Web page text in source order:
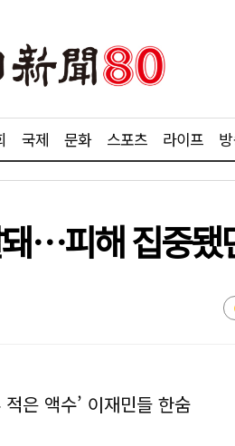
국제 문화 스포츠 라이프
…피해 집중됐
은 액수’ 이재민들 한숨